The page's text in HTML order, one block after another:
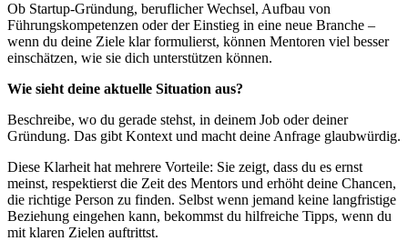
Ob Startup-Gründung, beruflicher Wechsel, Aufbau von
Führungskompetenzen oder der Einstieg in eine neue Branche –
wenn du deine Ziele klar formulierst, können Mentoren viel besser
einschätzen, wie sie dich unterstützen können.
Wie sieht deine aktuelle Situation aus?
Beschreibe, wo du gerade stehst, in deinem Job oder deiner
Gründung. Das gibt Kontext und macht deine Anfrage glaubwürdig.
Diese Klarheit hat mehrere Vorteile: Sie zeigt, dass du es ernst
meinst, respektierst die Zeit des Mentors und erhöht deine Chancen,
die richtige Person zu finden. Selbst wenn jemand keine langfristige
Beziehung eingehen kann, bekommst du hilfreiche Tipps, wenn du
mit klaren Zielen auftrittst.